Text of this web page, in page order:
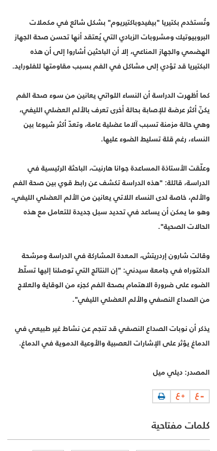
وتُستخدم بكتيريا "بيفيدوباكتيريوم" بشكل شائع في مكملات
البروبيوتيك ومشروبات الزبادي التي يُعتقد أنها تحسن صحة الجهاز
الهضمي والجهاز المناعي، إلا أن الباحثين أشاروا إلى أن هذه
البكتيريا قد تؤدي إلى مشاكل في الفم بسبب مقاومتها للفلورايد.
كما أظهرت الدراسة أن النساء اللواتي يعانين من سوء صحة الفم
يكنّ أكثر عرضة للإصابة بحالة أخرى تعرف بالألم العضلي الليفي،
وهي حالة مزمنة تسبب آلاما عضلية عامة، وتعدّ أكثر شيوعا بين
النساء، رغم قلة تسليط الضوء عليها.
وعلّقت الأستاذة المساعدة جوانا هارنيت، الباحثة الرئيسية في
الدراسة، قائلة: "هذه الدراسة تكشف عن رابط قوي بين صحة الفم
والألم، خاصة لدى النساء اللاتي يعانين من الألم العضلي الليفي،
وهو ما يمكن أن يساعد في تحديد سبل جديدة للتعامل مع هذه
الحالات الصحية".
وقالت شارون إردريتش، المعدة المشاركة في الدراسة ومرشحة
الدكتوراه في جامعة سيدني: "إن النتائج التي توصلنا إليها تسلّط
الضوء على ضرورة الاهتمام بصحة الفم كجزء من الوقاية والعلاج
من الصداع النصفي والألم العضلي الليفي".
يذكر أن نوبات الصداع النصفي قد تنجم عن نشاط غير طبيعي في
الدماغ يؤثر على الإشارات العصبية والأوعية الدموية في الدماغ.
المصدر: ديلي ميل
كلمات مفتاحية